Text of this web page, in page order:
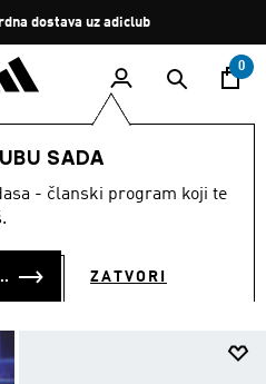
Zaustavi
rotaciju
dostava uz adiclub
0
SADA
- članski program koji te
PRIDRUŽI SADA ZATVORI
Obuća